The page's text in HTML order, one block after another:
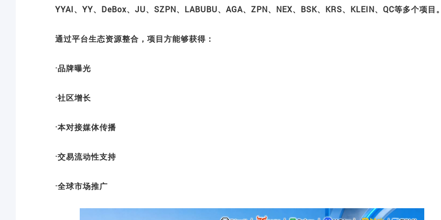
YYAI、YY、DeBox、JU、SZPN、LABUBU、AGA、ZPN、NEX、BSK、KRS、KLEIN、QC等多个项目
通过平台生态资源整合，项目方能够获得：
·品牌曝光
·社区增长
·本对接媒体传播
·交易流动性支持
·全球市场推广